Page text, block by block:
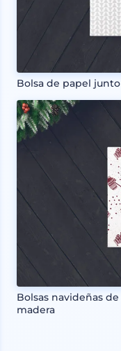
Bolsa de papel
Bolsas navideñas
madera